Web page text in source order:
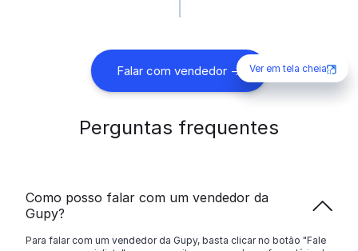
Ver em tela cheia
Falar com vendedor ->
Perguntas frequentes
Como posso falar com um vendedor da
Gupy?
Para falar com um vendedor da Gupy, basta clicar no botão "Fale